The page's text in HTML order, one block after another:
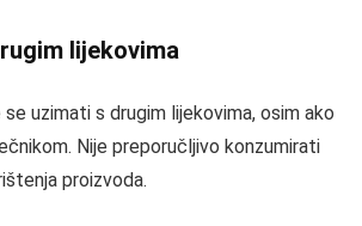
lijekovima
uzimati s drugim lijekovima, osim ako
Nije preporučljivo konzumirati
proizvoda.